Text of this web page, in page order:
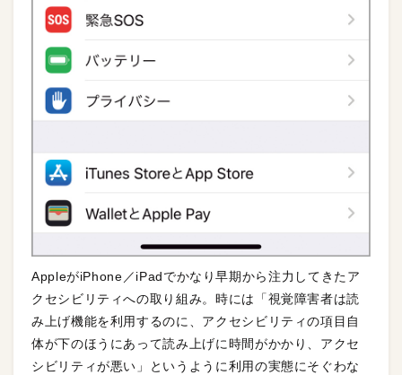
AppleがiPhone／iPadでかなり早期から注力してきたア
クセシビリティへの取り組み。時には「視覚障害者は読
み上げ機能を利用するのに、アクセシビリティの項目自
体が下のほうにあって読み上げに時間がかかり、アクセ
シビリティが悪い」というように利用の実態にそぐわな